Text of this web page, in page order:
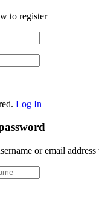
to register
Log In
or email